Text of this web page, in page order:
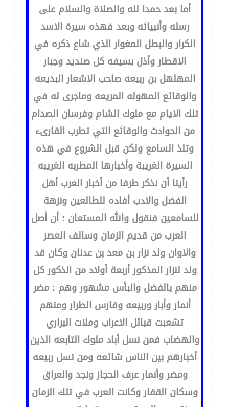
أما بعد حمدا لله والصلاة والسلام على
رسله وأنبيائه وبعد فهذه سيرة الاسد
الكرار والبطل المغوار الذي شاع ذكره في
الاقطار وأذل بسيفه كل صنديد وجبار
المهلهل بن ربيعه صاحب الاشعار البديعه
والوقائع المهوله المريعه وماجرى له في
تلك الايام مع ملوك الشام وفرسان الصدام
من الحوادث والوقائع التي تطرب القارىء
وتلذ السامع ولكن قبل الشروع في هذه
السيرة الغريبة وأخبارها المطربه الغريبه
رأينا أن نذكر طرفا من أخبار العرب أهل
الفضل والادب أفاده للطالعين ونزهة
للسامعين فنقول والله المستعان : أن أصل
العرب من قديم الزمان وسالف العصر
والاوان ولد نزار بن معد بن عدنان وكان قد
ولد لنزار المذكور أربعة أولاد من الذكور كل
منهم بالفضل والبأس مشهور وهم : مضر
أنمار وأبار وربيعه وفارس الطرار ومنهم
تشعبت قبائل الاعراب وملات البراري
والهضاب فمن نسل أباد ملوك التابعه الذين
أخبارهم بين الناس شائعه ومن نسل ربيعه
ومضر وأنمار عرف الحجاز ونجد والعراق
وسكان القفار وكانت العرب في تلك الزمان